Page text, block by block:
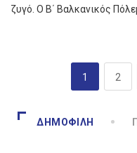
ζυγό. Ο Β΄ Βαλκανικός
1 2
ΔΗΜΟΦΙΛΉ